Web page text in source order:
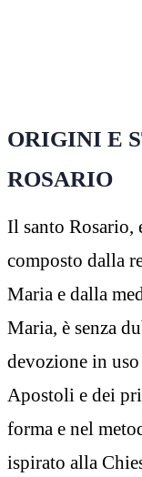
ORIGINI E
ROSARIO
Il santo Rosario,
composto dalla
Maria e dalla
Maria, è senza
devozione in
Apostoli e dei
forma e nel
ispirato alla